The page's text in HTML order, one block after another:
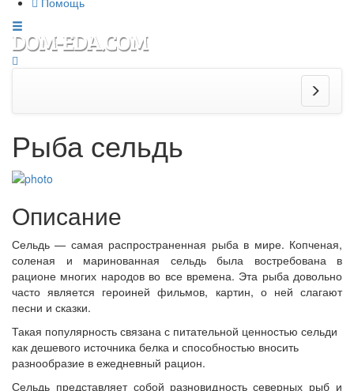
Рыба сельдь
Описание
Сельдь — самая распространенная рыба в мире. Копченая,
соленая и маринованная сельдь была востребована в
рационе многих народов во все времена. Эта рыба довольно
часто является героиней фильмов, картин, о ней слагают
песни и сказки.
Такая популярность связана с питательной ценностью сельди
как дешевого источника белка и способностью вносить
разнообразие в ежедневный рацион.
Сельдь представляет собой разновидность северных рыб и